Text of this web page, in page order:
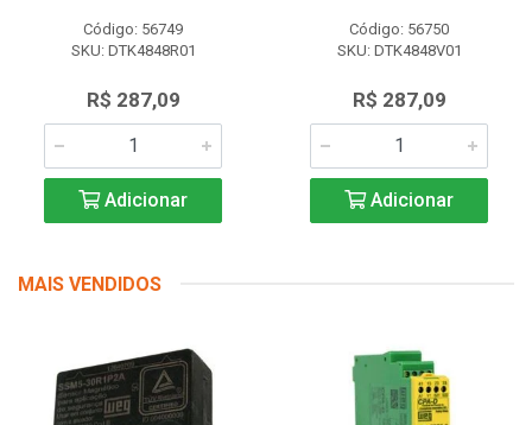
Código: 56749
SKU: DTK4848R01
R$ 287,09
Adicionar
Código: 56750
SKU: DTK4848V01
R$ 287,09
Adicionar
MAIS VENDIDOS